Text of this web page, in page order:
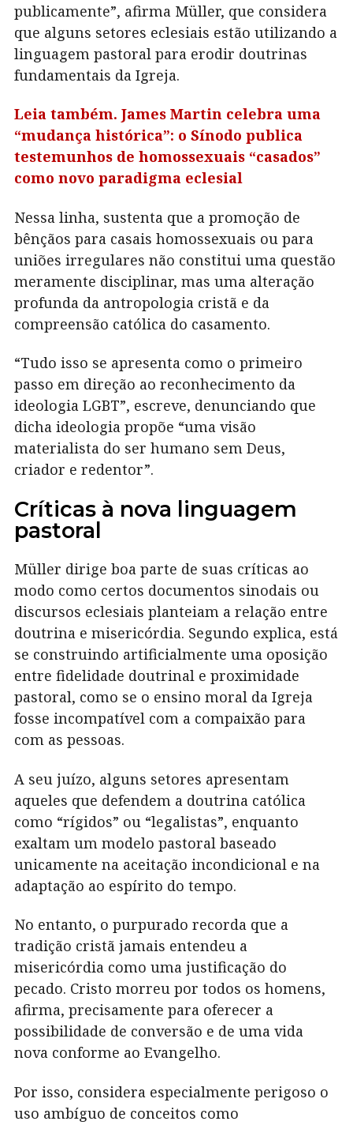
publicamente”, afirma Müller, que considera
que alguns setores eclesiais estão utilizando a
linguagem pastoral para erodir doutrinas
fundamentais da Igreja.
Leia também. James Martin celebra uma
“mudança histórica”: o Sínodo publica
testemunhos de homossexuais “casados”
como novo paradigma eclesial
Nessa linha, sustenta que a promoção de
bênçãos para casais homossexuais ou para
uniões irregulares não constitui uma questão
meramente disciplinar, mas uma alteração
profunda da antropologia cristã e da
compreensão católica do casamento.
“Tudo isso se apresenta como o primeiro
passo em direção ao reconhecimento da
ideologia LGBT”, escreve, denunciando que
dicha ideologia propõe “uma visão
materialista do ser humano sem Deus,
criador e redentor”.
Críticas à nova linguagem
pastoral
Müller dirige boa parte de suas críticas ao
modo como certos documentos sinodais ou
discursos eclesiais planteiam a relação entre
doutrina e misericórdia. Segundo explica, está
se construindo artificialmente uma oposição
entre fidelidade doutrinal e proximidade
pastoral, como se o ensino moral da Igreja
fosse incompatível com a compaixão para
com as pessoas.
A seu juízo, alguns setores apresentam
aqueles que defendem a doutrina católica
como “rígidos” ou “legalistas”, enquanto
exaltam um modelo pastoral baseado
unicamente na aceitação incondicional e na
adaptação ao espírito do tempo.
No entanto, o purpurado recorda que a
tradição cristã jamais entendeu a
misericórdia como uma justificação do
pecado. Cristo morreu por todos os homens,
afirma, precisamente para oferecer a
possibilidade de conversão e de uma vida
nova conforme ao Evangelho.
Por isso, considera especialmente perigoso o
uso ambíguo de conceitos como